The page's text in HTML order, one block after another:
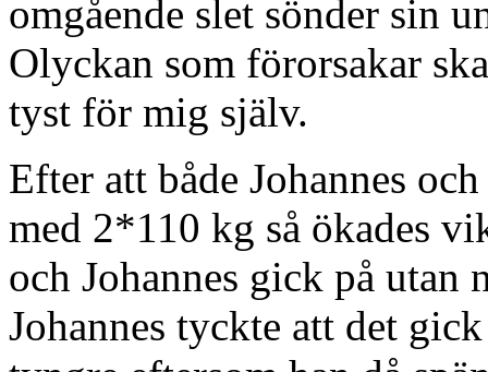
omgående slet sönder sin
Olyckan som förorsakar
tyst för mig själv.
Efter att både Johannes
med 2*110 kg så ökades
och Johannes gick på utan
Johannes tyckte att det